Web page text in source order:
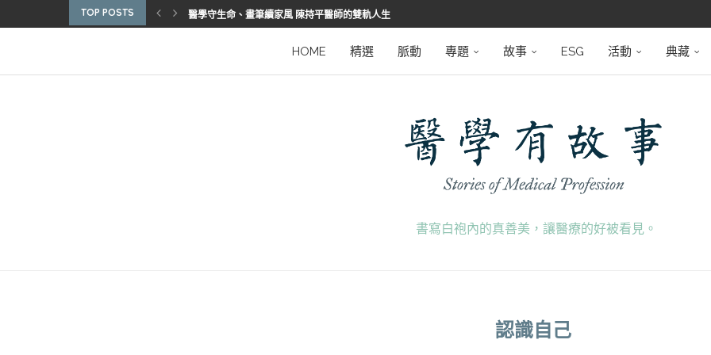
TOP POSTS 醫學守生命、畫筆續家風 陳持平醫師的雙軌人生
2025優秀護理人員表揚 看見疫後醫護堅韌
從臨床到國際舞台 江秉穎醫師的睡眠醫學之路
陳曾基院長：從紅榜少年到偏鄉醫院守望者
臺灣腦健康協會學術研討會 腦疾權威重磅登場
HOME 精選 脈動 專題 故事 ESG 活動 典藏
書寫白袍內的真善美，讓醫療的好被看見。
認識自己